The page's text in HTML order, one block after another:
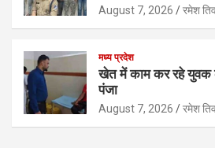
August 7, 2026 रमेश
मध्य प्रदेश
खेत में काम कर रहे युवक
पंजा
August 7, 2026 रमेश